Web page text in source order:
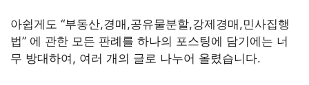
아쉽게도 “부동산,경매,공유물분할,강제경매,민사집행
법” 에 관한 모든 판례를 하나의 포스팅에 담기에는 너
무 방대하여, 여러 개의 글로 나누어 올렸습니다.